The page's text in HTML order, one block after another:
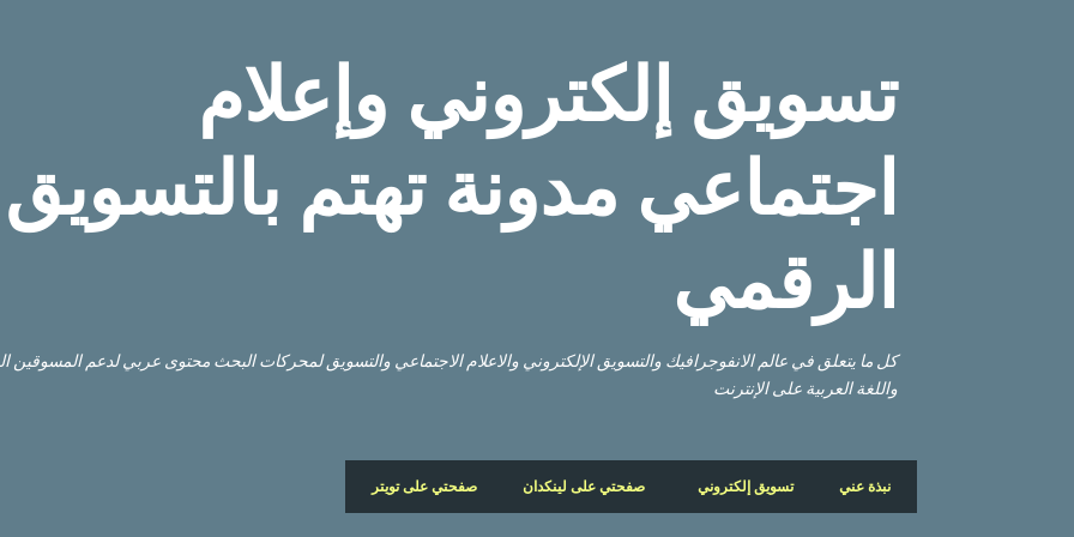
تسويق إلكتروني وإعلام
اجتماعي مدونة تهتم بالتسويق
الرقمي
كل ما يتعلق في عالم الانفوجرافيك والتسويق الإلكتروني والاعلام الاجتماعي والتسويق لمحركات البحث محتوى عربي لدعم المسوقين
واللغة العربية على الإنترنت
نبذة عني تسويق إلكتروني صفحتي على لينكدان صفحتي على تويتر